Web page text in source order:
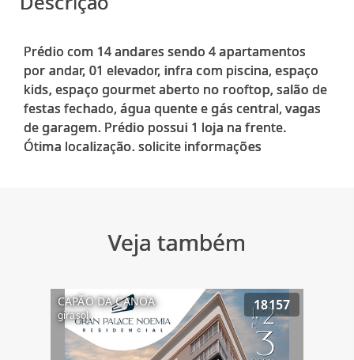
Prédio com 14 andares sendo 4 apartamentos
por andar, 01 elevador, infra com piscina, espaço
kids, espaço gourmet aberto no rooftop, salão de
festas fechado, água quente e gás central, vagas
de garagem. Prédio possui 1 loja na frente.
Veja também
CAPÃO DA CANOA
girasol
18157